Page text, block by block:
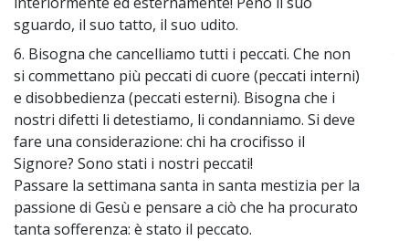
sguardo, il suo tatto, il suo udito.
6. Bisogna che cancelliamo tutti i peccati. Che non
si commettano più peccati di cuore (peccati interni)
e disobbedienza (peccati esterni). Bisogna che i
nostri difetti li detestiamo, li condanniamo. Si deve
fare una considerazione: chi ha crocifisso il
Signore? Sono stati i nostri peccati!
Passare la settimana santa in santa mestizia per la
passione di Gesù e pensare a ciò che ha procurato
tanta sofferenza: è stato il peccato.